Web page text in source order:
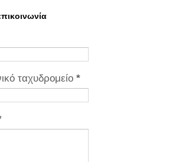
ταχυδρομείο *